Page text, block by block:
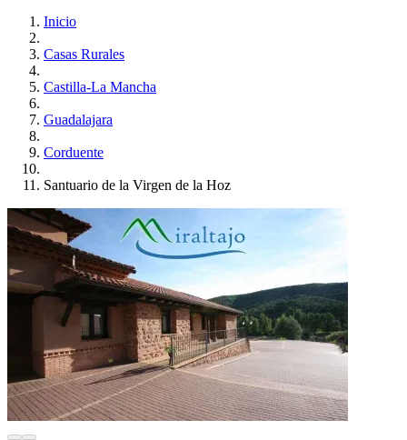
Inicio
Casas Rurales
Castilla-La Mancha
Guadalajara
Corduente
Santuario de la Virgen de la Hoz